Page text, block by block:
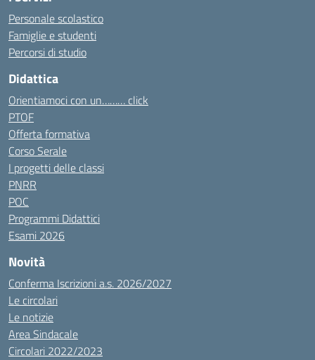
Personale scolastico
Famiglie e studenti
Percorsi di studio
Didattica
Orientiamoci con un……… click
PTOF
Offerta formativa
Corso Serale
I progetti delle classi
PNRR
POC
Programmi Didattici
Esami 2026
Novità
Conferma Iscrizioni a.s. 2026/2027
Le circolari
Le notizie
Area Sindacale
Circolari 2022/2023